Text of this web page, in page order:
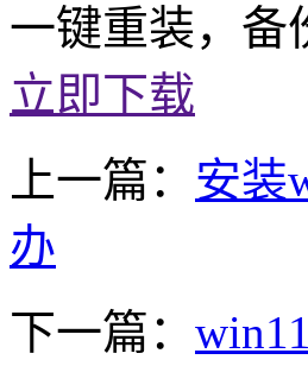
一键重装，备
立即下载
上一篇： 安装
办
下一篇：